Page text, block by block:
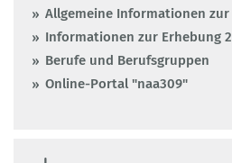
Allgemeine Informationen zur
Informationen zur Erhebung
Berufe und Berufsgruppen
Online-Portal "naa309"